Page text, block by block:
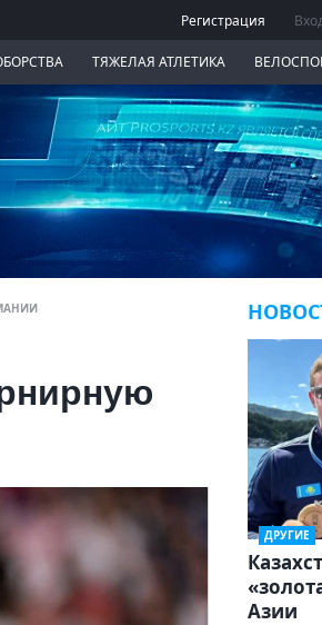
Регистрация
ТЯЖЕЛАЯ АТЛЕТИКА
ДРУГИЕ
Азии